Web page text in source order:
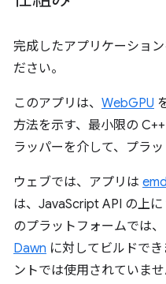
完成したアプリケーション
ださい。
このアプリは、 WebGPU
方法を示す、最小限の
ラッパーを介して、プラ
ウェブでは、アプリは
は、JavaScript API の上
のプラットフォームでは
Dawn に対してビルドで
ントでは使用されていませ